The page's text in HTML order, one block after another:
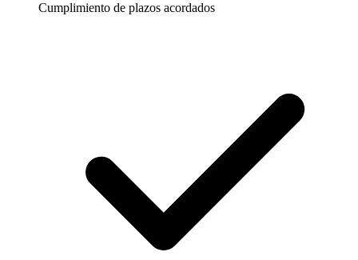
Cumplimiento de plazos acordados